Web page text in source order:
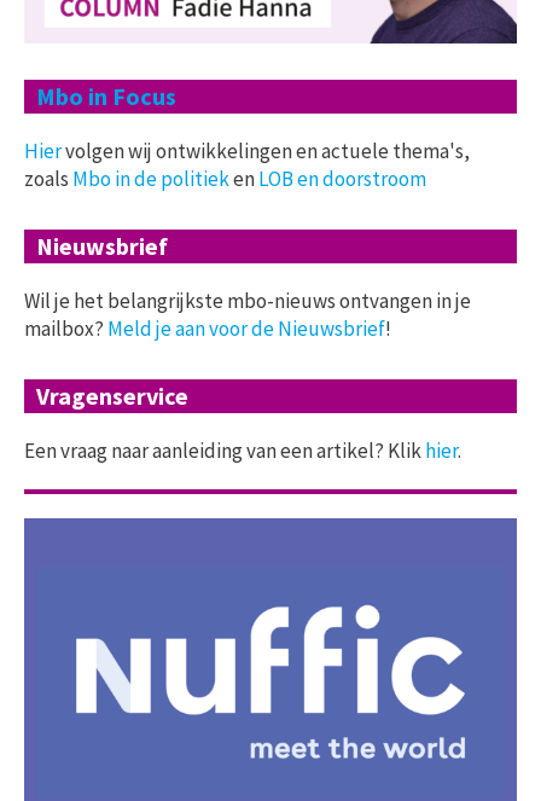
Mbo in Focus
Hiervolgen wij ontwikkelingen en actuele thema's,
zoals Mbo in de politiekenLOB en doorstroom
Nieuwsbrief
Wil je het belangrijkste mbo-nieuws ontvangen in je
mailbox? Meld je aan voor de Nieuwsbrief!
Vragenservice
Een vraag naar aanleiding van een artikel? Klikhier.